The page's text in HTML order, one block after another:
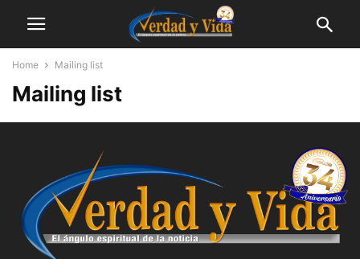
Home Mailing list
Mailing list